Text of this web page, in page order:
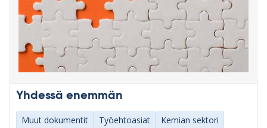
Yhdessä enemmän
Muut dokumentit Työehtoasiat
Kemian sektori